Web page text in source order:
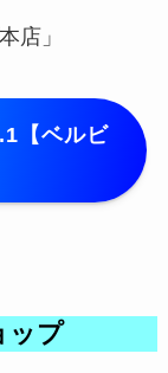
店」
【ベルビ
ップ